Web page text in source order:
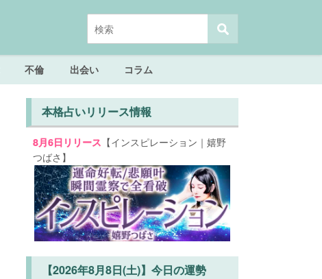
不倫 出会い コラム
本格占いリリース情報
8月6日リリース 【インスピレーション｜嬉野
つばさ】
【2026年8月8日(土)】今日の運勢